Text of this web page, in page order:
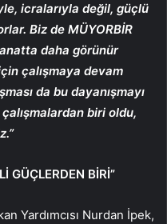
icralarıyla değil, güçlü
Biz de MÜYORBİR
daha görünür
çalışmaya devam
da bu dayanışmayı
çalışmalardan biri oldu,
GÜÇLERDEN BİRİ”
Yardımcısı Nurdan İpek,